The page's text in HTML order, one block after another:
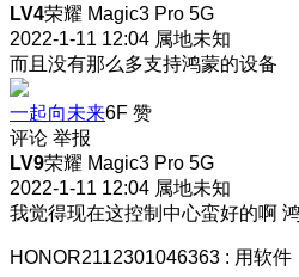
LV4荣耀 Magic3 Pro 5G
2022-1-11 12:04 属地未知
而且没有那么多支持鸿蒙的设备
一起向未来6F 赞
评论 举报
LV9荣耀 Magic3 Pro 5G
2022-1-11 12:04 属地未知
我觉得现在这控制中心蛮好的啊
HONOR2112301046363 : 用软件